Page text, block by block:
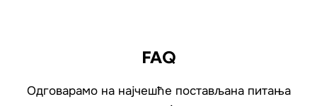
FAQ
Одговарамо на најчешће постављана питања